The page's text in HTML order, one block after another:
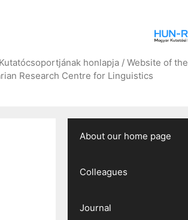
honlapja / Website of the
Research Centre for Linguistics
About our home page
Colleagues
Journal